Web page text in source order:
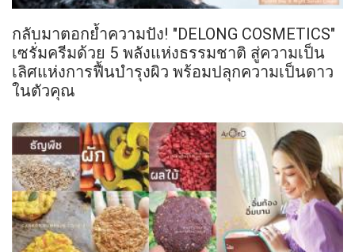
กลับมาตอกย้ำความปัง! "DELONG COSMETICS"
เซรั่มครีมด้วย 5 พลังแห่งธรรมชาติ สู่ความเป็น
เลิศแห่งการฟื้นบำรุงผิว พร้อมปลุกความเป็นดาว
ในตัวคุณ